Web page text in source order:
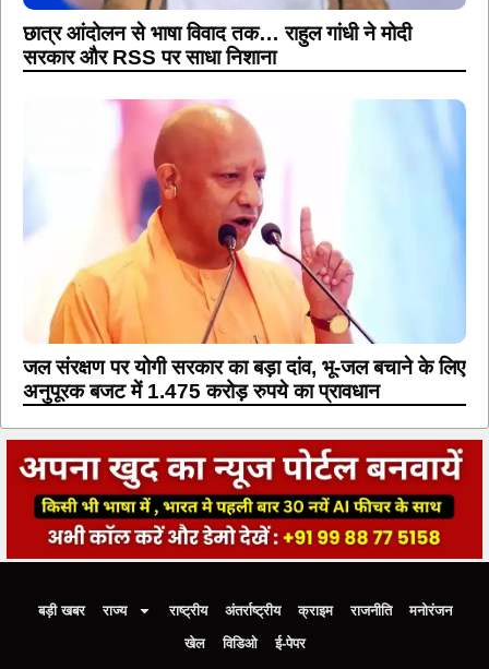
छात्र आंदोलन से भाषा विवाद तक… राहुल गांधी ने मोदी
सरकार और RSS पर साधा निशाना
जल संरक्षण पर योगी सरकार का बड़ा दांव, भू-जल बचाने के लिए
अनुपूरक बजट में 1.475 करोड़ रुपये का प्रावधान
बड़ी खबर राज्य राष्ट्रीय अंतर्राष्ट्रीय क्राइम राजनीति
मनोरंजन
खेल
विडिओ ई-पेपर